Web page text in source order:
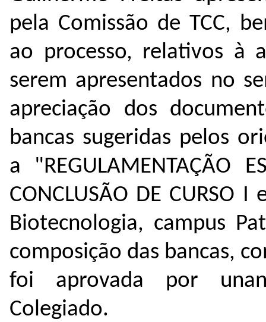
pela Comissão de TCC,
ao processo, relativos à
serem apresentados no
apreciação dos
bancas sugeridas pelos
a "REGULAMENTAÇÃO
CONCLUSÃO DE CURSO
Biotecnologia, campus
composição das bancas,
foi aprovada por
Colegiado.